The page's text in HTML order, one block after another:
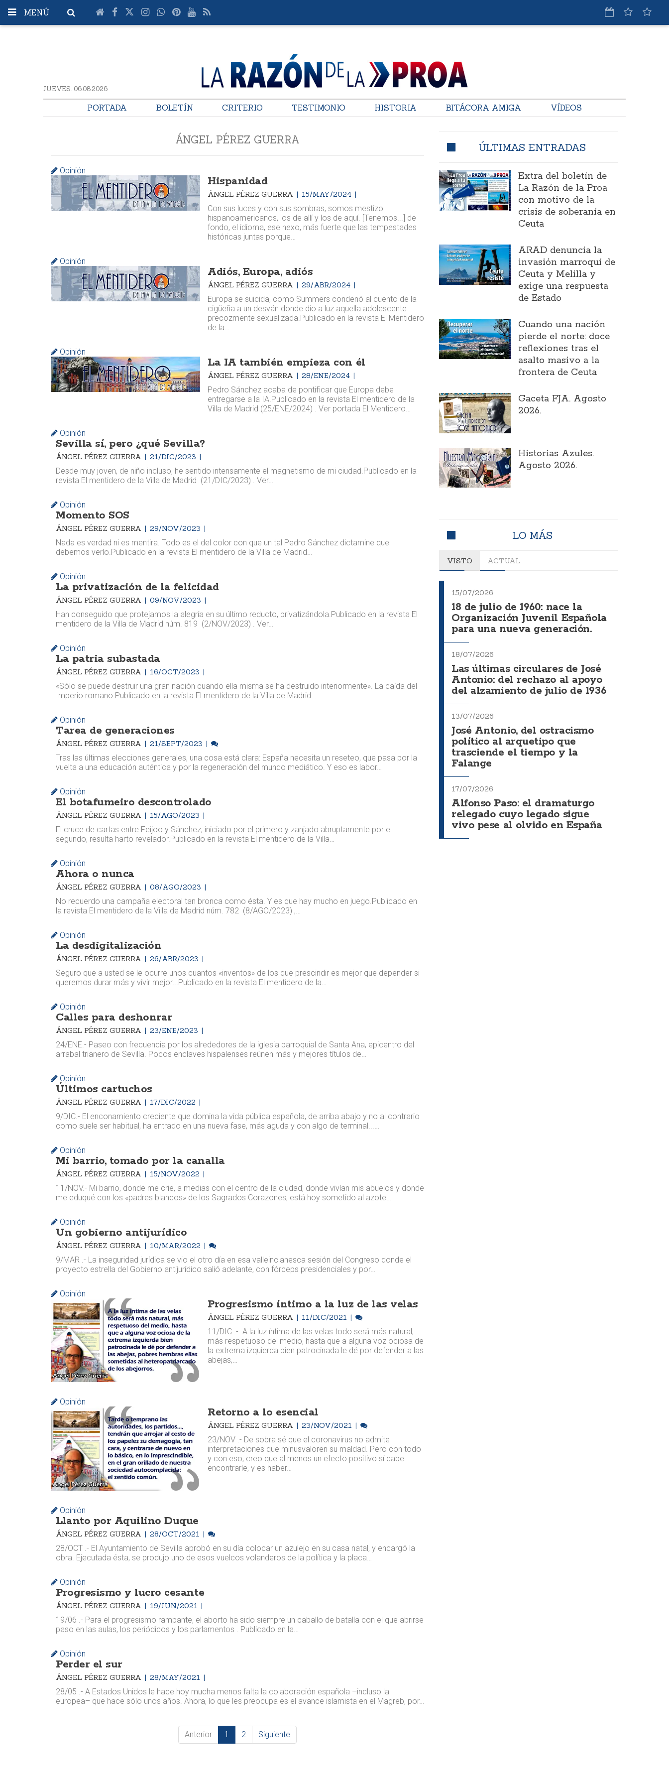
MENÚ
JUEVES. 06.08.2026
PORTADA BOLETÍN CRITERIO TESTIMONIO HISTORIA BITÁCORA AMIGA VÍDEOS
ÁNGEL PÉREZ GUERRA
Opinión
Hispanidad
ÁNGEL PÉREZ GUERRA 15/MAY/2024
Con sus luces y con sus sombras, somos mestizo
hispanoamericanos, los de allí y los de aquí. [Tenemos...] de
fondo, el idioma, ese nexo, más fuerte que las tempestades
históricas juntas porque…
Opinión
Adiós, Europa, adiós
ÁNGEL PÉREZ GUERRA 29/ABR/2024
Europa se suicida, como Summers condenó al cuento de la
cigüeña a un desván donde dio a luz aquella adolescente
precozmente sexualizada. ​​Publicado en la revista El Mentidero
de la…
Opinión
La IA también empieza con él
ÁNGEL PÉREZ GUERRA 28/ENE/2024
Pedro Sánchez acaba de pontificar que Europa debe
entregarse a la IA. ​​Publicado en la revista El mentidero de la
Villa de Madrid (25/ENE/2024) . Ver portada El Mentidero…
Opinión
Sevilla sí, pero ¿qué Sevilla?
ÁNGEL PÉREZ GUERRA 21/DIC/2023
Desde muy joven, de niño incluso, he sentido intensamente el magnetismo de mi ciudad. ​​Publicado en la
revista El mentidero de la Villa de Madrid (21/DIC/2023) . Ver…
Opinión
Momento SOS
ÁNGEL PÉREZ GUERRA 29/NOV/2023
Nada es verdad ni es mentira. Todo es el del color con que un tal Pedro Sánchez dictamine que
debemos verlo. ​​Publicado en la revista El mentidero de la Villa de Madrid…
Opinión
La privatización de la felicidad
ÁNGEL PÉREZ GUERRA 09/NOV/2023
Han conseguido que protejamos la alegría en su último reducto, privatizándola. ​​Publicado en la revista El
mentidero de la Villa de Madrid núm. 819 (2/NOV/2023) . Ver…
Opinión
La patria subastada
ÁNGEL PÉREZ GUERRA 16/OCT/2023
«Sólo se puede destruir una gran nación cuando ella misma se ha destruido interiormente». La caída del
Imperio romano. ​​Publicado en la revista El mentidero de la Villa de Madrid…
Opinión
Tarea de generaciones
ÁNGEL PÉREZ GUERRA 21/SEPT/2023
Tras las últimas elecciones generales, una cosa está clara: España necesita un reseteo, que pasa por la
vuelta a una educación auténtica y por la regeneración del mundo mediático. Y eso es labor…
Opinión
El botafumeiro descontrolado
ÁNGEL PÉREZ GUERRA 15/AGO/2023
El cruce de cartas entre Feijoo y Sánchez, iniciado por el primero y zanjado abruptamente por el
segundo, resulta harto revelador. ​​Publicado en la revista El mentidero de la Villa…
Opinión
Ahora o nunca
ÁNGEL PÉREZ GUERRA 08/AGO/2023
No recuerdo una campaña electoral tan bronca como ésta. Y es que hay mucho en juego. ​​Publicado en
la revista El mentidero de la Villa de Madrid núm. 782 (8/AGO/2023) ,…
Opinión
La desdigitalización
ÁNGEL PÉREZ GUERRA 26/ABR/2023
Seguro que a usted se le ocurre unos cuantos «inventos» de los que prescindir es mejor que depender si
queremos durar más y vivir mejor... ​​Publicado en la revista El mentidero de la…
Opinión
Calles para deshonrar
ÁNGEL PÉREZ GUERRA 23/ENE/2023
24/ENE.- Paseo con frecuencia por los alrededores de la iglesia parroquial de Santa Ana, epicentro del
arrabal trianero de Sevilla. Pocos enclaves hispalenses reúnen más y mejores títulos de…
Opinión
Últimos cartuchos
ÁNGEL PÉREZ GUERRA 17/DIC/2022
9/DIC.- El enconamiento creciente que domina la vida pública española, de arriba abajo y no al contrario
como suele ser habitual, ha entrado en una nueva fase, más aguda y con algo de terminal...…
Opinión
Mi barrio, tomado por la canalla
ÁNGEL PÉREZ GUERRA 15/NOV/2022
11/NOV.- Mi barrio, donde me crie, a medias con el centro de la ciudad, donde vivían mis abuelos y donde
me eduqué con los «padres blancos» de los Sagrados Corazones, está hoy sometido al azote…
Opinión
Un gobierno antijurídico
ÁNGEL PÉREZ GUERRA 10/MAR/2022
9/MAR .- La inseguridad jurídica se vio el otro día en esa valleinclanesca sesión del Congreso donde el
proyecto estrella del Gobierno antijurídico salió adelante, con fórceps presidenciales y por…
Opinión
Progresismo íntimo a la luz de las velas
ÁNGEL PÉREZ GUERRA 11/DIC/2021
11/DIC .- A la luz íntima de las velas todo será más natural,
más respetuoso del medio, hasta que a alguna voz ociosa de
la extrema izquierda bien patrocinada le dé por defender a las
abejas,…
Opinión
Retorno a lo esencial
ÁNGEL PÉREZ GUERRA 23/NOV/2021
23/NOV .- De sobra sé que el coronavirus no admite
interpretaciones que minusvaloren su maldad. Pero con todo
y con eso, creo que al menos un efecto positivo sí cabe
encontrarle, y es haber…
Opinión
Llanto por Aquilino Duque
ÁNGEL PÉREZ GUERRA 28/OCT/2021
28/OCT .- El Ayuntamiento de Sevilla aprobó en su día colocar un azulejo en su casa natal, y encargó la
obra. Ejecutada ésta, se produjo uno de esos vuelcos volanderos de la política y la placa…
Opinión
Progresismo y lucro cesante
ÁNGEL PÉREZ GUERRA 19/JUN/2021
19/06 .- Para el progresismo rampante, el aborto ha sido siempre un caballo de batalla con el que abrirse
paso en las aulas, los periódicos y los parlamentos . ​ Publicado en la…
Opinión
Perder el sur
ÁNGEL PÉREZ GUERRA 28/MAY/2021
28/05 .- A Estados Unidos le hace hoy mucha menos falta la colaboración española –incluso la
europea– que hace sólo unos años. Ahora, lo que les preocupa es el avance islamista en el Magreb, por…
Anterior 1 2 Siguiente
ÚLTIMAS ENTRADAS
Extra del boletín de
La Razón de la Proa
con motivo de la
crisis de soberanía en
Ceuta
ARAD denuncia la
invasión marroquí de
Ceuta y Melilla y
exige una respuesta
de Estado
Cuando una nación
pierde el norte: doce
reflexiones tras el
asalto masivo a la
frontera de Ceuta
Gaceta FJA. Agosto
2026.
Historias Azules.
Agosto 2026.
LO MÁS
VISTO ACTUAL
15/07/2026
18 de julio de 1960: nace la
Organización Juvenil Española
para una nueva generación.
18/07/2026
Las últimas circulares de José
Antonio: del rechazo al apoyo
del alzamiento de julio de 1936
13/07/2026
José Antonio, del ostracismo
político al arquetipo que
trasciende el tiempo y la
Falange
17/07/2026
Alfonso Paso: el dramaturgo
relegado cuyo legado sigue
vivo pese al olvido en España